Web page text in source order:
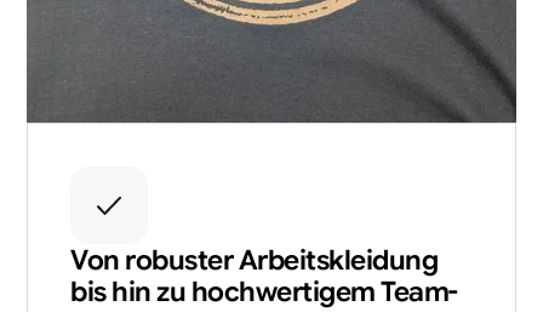
Von robuster Arbeitskleidung
bis hin zu hochwertigem Team-